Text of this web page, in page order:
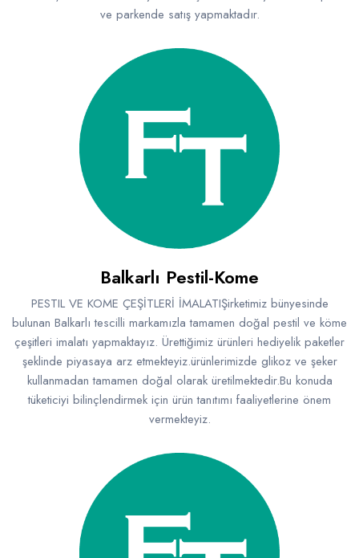
ve parkende satış yapmaktadır.
Balkarlı Pestil-Kome
PESTIL VE KOME ÇEŞİTLERİ İMALATIŞirketimiz bünyesinde
bulunan Balkarlı tescilli markamızla tamamen doğal pestil ve köme
çeşitleri imalatı yapmaktayız. Ürettiğimiz ürünleri hediyelik paketler
şeklinde piyasaya arz etmekteyiz.ürünlerimizde glikoz ve şeker
kullanmadan tamamen doğal olarak üretilmektedir.Bu konuda
tüketiciyi bilinçlendirmek için ürün tanıtımı faaliyetlerine önem
vermekteyiz.